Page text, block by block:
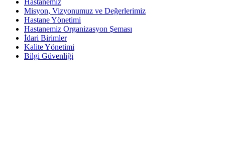
Hastanemiz
Misyon, Vizyonumuz ve Değerlerimiz
Hastane Yönetimi
Hastanemiz Organizasyon Şeması
İdari Birimler
Kalite Yönetimi
Bilgi Güvenliği